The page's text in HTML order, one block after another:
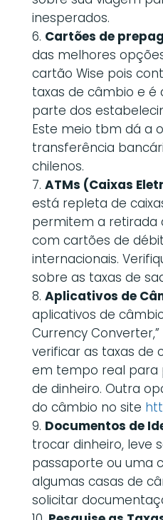
inesperados.
Cartões de
das melhores
cartão Wise pois
taxas de câmbio e é
parte dos
Este meio tbm dá a
transferência
chilenos.
ATMs (Caixas
está repleta de
permitem a retirada
com cartões de
internacionais.
sobre as taxas de
Aplicativos de
aplicativos de
Currency
verificar as taxas de
em tempo real para
de dinheiro. Outra
do câmbio no site
Documentos de
trocar dinheiro, leve
passaporte ou uma
algumas casas de
solicitar